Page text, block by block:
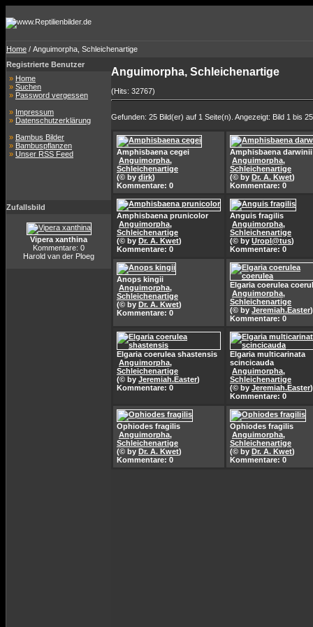
Home / Anguimorpha, Schleichenartige
Registrierte Benutzer
» Home
» Suchen
» Password vergessen
» Impressum
» Datenschutzerklärung
» Bambus Bilder
» Bambuspflanzen
» Unser RSS Feed
Zufallsbild
Vipera xanthina
Kommentare: 0
Harold van der Ploeg
Anguimorpha, Schleichenartige
(Hits: 32767)
Gefunden: 25 Bild(er) auf 1 Seite(n). Angezeigt: Bild 1 bis
Amphisbaena cegei
Anguimorpha,
Schleichenartige
(© by dirk)
Kommentare: 0
Amphisbaena darwinii
Anguimorpha,
Schleichenartige
(© by Dr. A. Kwet)
Kommentare: 0
Amphisbaena prunicolor
Anguimorpha,
Schleichenartige
(© by Dr. A. Kwet)
Kommentare: 0
Anguis fragilis
Anguimorpha,
Schleichenartige
(© by Uropl@tus)
Kommentare: 0
Anops kingii
Anguimorpha,
Schleichenartige
(© by Dr. A. Kwet)
Kommentare: 0
Elgaria coerulea
Anguimorpha,
Schleichenartige
(© by Jeremiah.Easter)
Kommentare: 0
Elgaria coerulea shastensis
Anguimorpha,
Schleichenartige
(© by Jeremiah.Easter)
Kommentare: 0
Elgaria multicarinata
scincicauda
Anguimorpha,
Schleichenartige
(© by Jeremiah.Easter)
Kommentare: 0
Ophiodes fragilis
Anguimorpha,
Schleichenartige
(© by Dr. A. Kwet)
Kommentare: 0
Ophiodes fragilis
Anguimorpha,
Schleichenartige
(© by Dr. A. Kwet)
Kommentare: 0